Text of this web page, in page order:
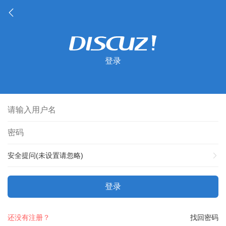
登录
安全提问(未设置请忽略)
登录
找回密码
还没有注册？